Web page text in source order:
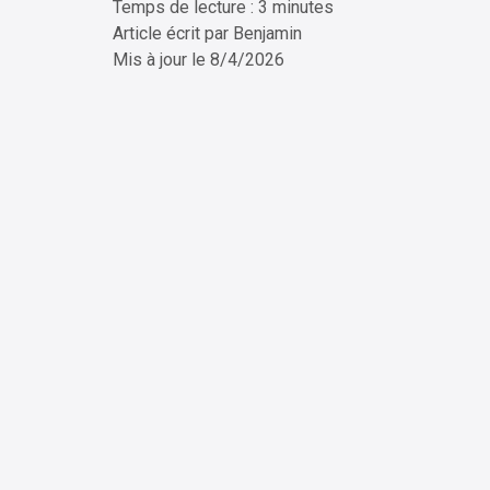
Temps de lecture : 3 minutes
Article écrit par Benjamin
Mis à jour le 8/4/2026